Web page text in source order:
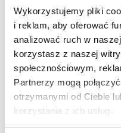
Wykorzystujemy pliki
i reklam, aby oferować
analizować ruch w
korzystasz z naszej
społecznościowym,
Partnerzy mogą
otrzymanymi od Ciebie
korzystania z ich usług.
DANE OSOBY
Nazwa
Ulica